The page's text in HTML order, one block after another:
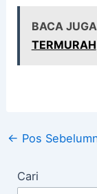
BACA
TERMURAH
← Pos
Cari